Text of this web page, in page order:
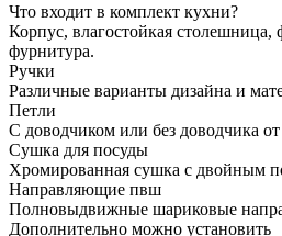
Что входит в комплект кухни?
Корпус, влагостойкая столешница,
фурнитура.
Ручки
Различные варианты дизайна и
Петли
С доводчиком или без доводчика
Сушка для посуды
Хромированная сушка с двойным
Направляющие пвш
Полновыдвижные шариковые
Дополнительно можно установить